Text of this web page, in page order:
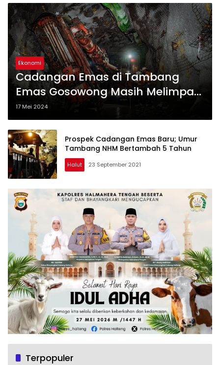
Ekonomi
Cadangan Emas di Tambang
Emas Gosowong Masih Melimpah,
Capai 1,4 Juta Ounces Reserve
dan 2.3 Juta Ounces Resource
17 Mei 2024
Prospek Cadangan Emas Baru; Umur
Tambang NHM Bertambah 5 Tahun
Halut 23 September 2021
Terpopuler